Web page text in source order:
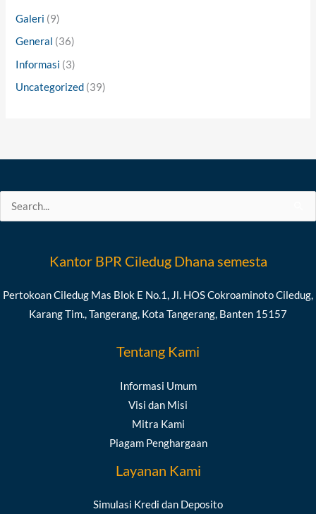
Galeri (9)
General (36)
Informasi (3)
Uncategorized (39)
Search
Kantor BPR Ciledug Dhana semesta
Pertokoan Ciledug Mas Blok E No.1, Jl. HOS Cokroaminoto Ciledug,
Karang Tim., Tangerang, Kota Tangerang, Banten 15157
Tentang Kami
Informasi Umum
Visi dan Misi
Mitra Kami
Piagam Penghargaan
Layanan Kami
Simulasi Kredi dan Deposito